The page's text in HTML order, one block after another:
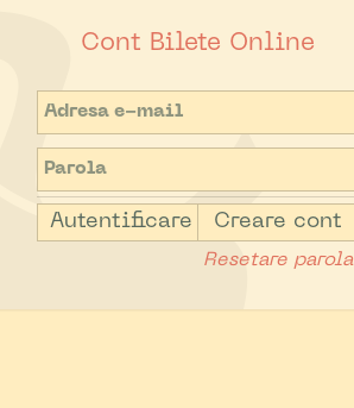
Cont Bilete Online
Autentificare Creare cont
Resetare parola